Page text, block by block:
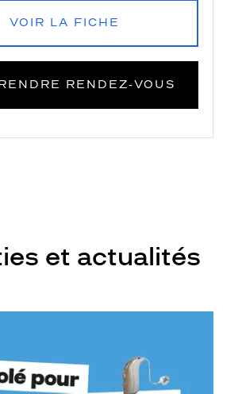
VOIR LA FICHE
RENDEZ‑VOUS
et actualités